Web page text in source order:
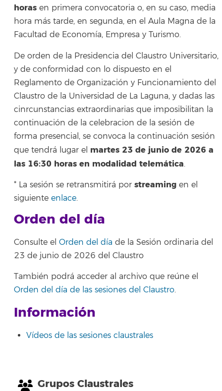
horas en primera convocatoria o, en su caso, media
hora más tarde, en segunda, en el Aula Magna de la
Facultad de Economía, Empresa y Turismo.
De orden de la Presidencia del Claustro Universitario,
y de conformidad con lo dispuesto en el
Reglamento de Organización y Funcionamiento del
Claustro de la Universidad de La Laguna, y dadas las
cinrcunstancias extraordinarias que imposibilitan la
continuación de la celebracion de la sesión de
forma presencial, se convoca la continuación sesión
que tendrá lugar el martes 23 de junio de 2026 a
las 16:30 horas en modalidad telemática.
* La sesión se retransmitirá por streaming en el
siguiente enlace.
Orden del día
Consulte el Orden del día de la Sesión ordinaria del
23 de junio de 2026 del Claustro
También podrá acceder al archivo que reúne el
Orden del día de las sesiones del Claustro.
Información
Vídeos de las sesiones claustrales
Grupos Claustrales